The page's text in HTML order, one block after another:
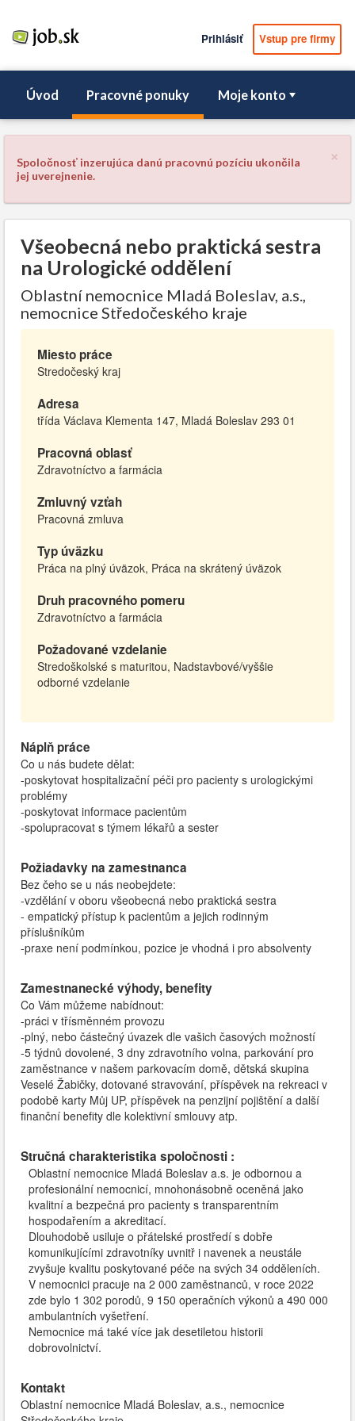
Prihlásiť Vstup pre firmy
Úvod Pracovné ponuky Moje konto
×
Spoločnosť inzerujúca danú pracovnú pozíciu ukončila
jej uverejnenie.
Všeobecná nebo praktická sestra
na Urologické oddělení
Oblastní nemocnice Mladá Boleslav, a.s.,
nemocnice Středočeského kraje
Miesto práce
Stredočeský kraj
Adresa
třída Václava Klementa 147, Mladá Boleslav 293 01
Pracovná oblasť
Zdravotníctvo a farmácia
Zmluvný vzťah
Pracovná zmluva
Typ úväzku
Práca na plný úväzok, Práca na skrátený úväzok
Druh pracovného pomeru
Zdravotníctvo a farmácia
Požadované vzdelanie
Stredoškolské s maturitou, Nadstavbové/vyššie
odborné vzdelanie
Náplň práce
Co u nás budete dělat:
-poskytovat hospitalizační péči pro pacienty s urologickými
problémy
-poskytovat informace pacientům
-spolupracovat s týmem lékařů a sester
Požiadavky na zamestnanca
Bez čeho se u nás neobejdete:
-vzdělání v oboru všeobecná nebo praktická sestra
- empatický přístup k pacientům a jejich rodinným
příslušníkům
-praxe není podmínkou, pozice je vhodná i pro absolventy
Zamestnanecké výhody, benefity
Co Vám můžeme nabídnout:
-práci v třísměnném provozu
-plný, nebo částečný úvazek dle vašich časových možností
-5 týdnů dovolené, 3 dny zdravotního volna, parkování pro
zaměstnance v našem parkovacím domě, dětská skupina
Veselé Žabičky, dotované stravování, příspěvek na rekreaci v
podobě karty Můj UP, příspěvek na penzijní pojištění a další
finanční benefity dle kolektivní smlouvy atp.
Stručná charakteristika spoločnosti :
Oblastní nemocnice Mladá Boleslav a.s. je odbornou a
profesionální nemocnicí, mnohonásobně oceněná jako
kvalitní a bezpečná pro pacienty s transparentním
hospodařením a akreditací.
Dlouhodobě usiluje o přátelské prostředí s dobře
komunikujícími zdravotníky uvnitř i navenek a neustále
zvyšuje kvalitu poskytované péče na svých 34 odděleních.
V nemocnici pracuje na 2 000 zaměstnanců, v roce 2022
zde bylo 1 302 porodů, 9 150 operačních výkonů a 490 000
ambulantních vyšetření.
Nemocnice má také více jak desetiletou historii
dobrovolnictví.
Kontakt
Oblastní nemocnice Mladá Boleslav, a.s., nemocnice